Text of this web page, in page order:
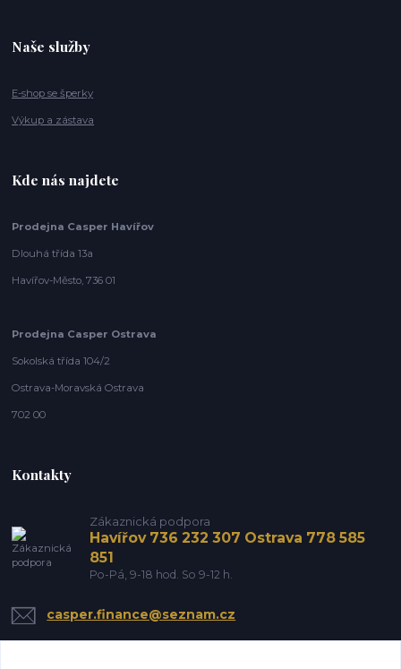
Naše služby
E-shop se šperky
Výkup a zástava
Kde nás najdete
Prodejna Casper Havířov
Dlouhá třída 13a
Havířov-Město, 736 01
Prodejna Casper Ostrava
Sokolská třída 104/2
Ostrava-Moravská Ostrava
702 00
Kontakty
Zákaznická podpora
Havířov 736 232 307 Ostrava 778 585
851
Po-Pá, 9-18 hod. So 9-12 h.
casper.finance@seznam.cz